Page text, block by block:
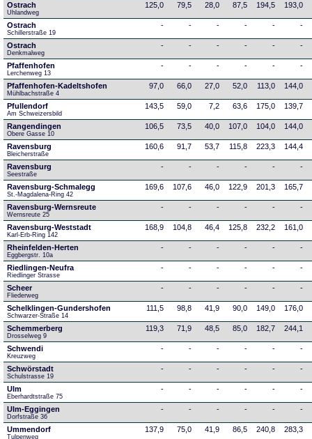
Ostrach
Uhlandweg
125,0 79,5 28,0 87,5 194,5 193,0
Ostrach
Schillerstraße 19
- - - - - -
Ostrach
Denkmalweg
- - - - - -
Pfaffenhofen
Lerchenweg 13
- - - - - -
Pfaffenhofen-Kadeltshofen
Mühlbachstraße 4
97,0 66,0 27,0 52,0 113,0 144,0
Pfullendorf
Am Schweizersbild
143,5 59,0 7,2 63,6 175,0 139,7
Rangendingen
Obere Gasse 10
106,5 73,5 40,0 107,0 104,0 144,0
Ravensburg
Bleicherstraße
160,6 91,7 53,7 115,8 223,3 144,4
Ravensburg
Seestraße
- - - - - -
Ravensburg-Schmalegg
St.-Magdalena-Ring 42
169,6 107,6 46,0 122,9 201,3 165,7
Ravensburg-Wernsreute
Wernsreute 25
- - - - - -
Ravensburg-Weststadt
Karl-Erb-Ring 142
168,9 104,8 46,4 125,8 232,2 161,0
Rheinfelden-Herten
Eggbergstr. 10a
- - - - - -
Riedlingen-Neufra
Riedlinger Strasse
- - - - - -
Scheer
Fliederweg
- - - - - -
Schelklingen-Gundershofen
Schwarzer-Straße 14
111,5 98,8 41,9 90,0 149,0 176,0
Schemmerberg
Drosselweg 9
119,3 71,9 48,5 85,0 182,7 244,1
Schwendi
Kreuzweg
- - - - - -
Schwörstadt
Schulstrasse 19
- - - - - -
Ulm
Eberhardtstraße 75
- - - - - -
Ulm-Eggingen
Dorfstraße 36
- - - - - -
Ummendorf
Tulpenweg
137,9 75,0 41,9 86,5 240,8 283,3